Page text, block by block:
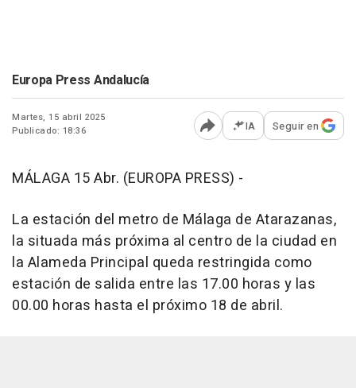
Europa Press Andalucía
Martes, 15 abril 2025
Publicado: 18:36
Abrir opciones para
IA Seguir en
MÁLAGA 15 Abr. (EUROPA PRESS) -
La estación del metro de Málaga de Atarazanas,
la situada más próxima al centro de la ciudad en
la Alameda Principal queda restringida como
estación de salida entre las 17.00 horas y las
00.00 horas hasta el próximo 18 de abril.